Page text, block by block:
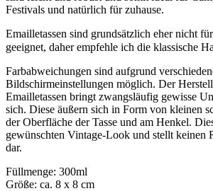
Festivals und natürlich für zuhause.
Emailletassen sind grundsätzlich eher nicht
geeignet, daher empfehle ich die klassische
Farbabweichungen sind aufgrund
Bildschirmeinstellungen möglich. Der
Emailletassen bringt zwangsläufig gewisse
sich. Diese äußern sich in Form von kleinen
der Oberfläche der Tasse und am Henkel.
gewünschten Vintage-Look und stellt keinen
dar.
Füllmenge: 300ml
Größe: ca. 8 x 8 cm